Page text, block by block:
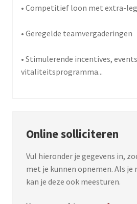
• Competitief loon met extra-
• Geregelde teamvergaderingen
• Stimulerende incentives,
vitaliteitsprogramma...
Online solliciteren
Vul hieronder je gegevens in,
met je kunnen opnemen. Als je
kan je deze ook meesturen.